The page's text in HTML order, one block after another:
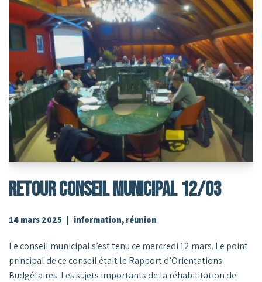
RETOUR CONSEIL MUNICIPAL 12/03
14 mars 2025 information, réunion
Le conseil municipal s’est tenu ce mercredi 12 mars. Le point
principal de ce conseil était le Rapport d’Orientations
Budgétaires. Les sujets importants de la réhabilitation de